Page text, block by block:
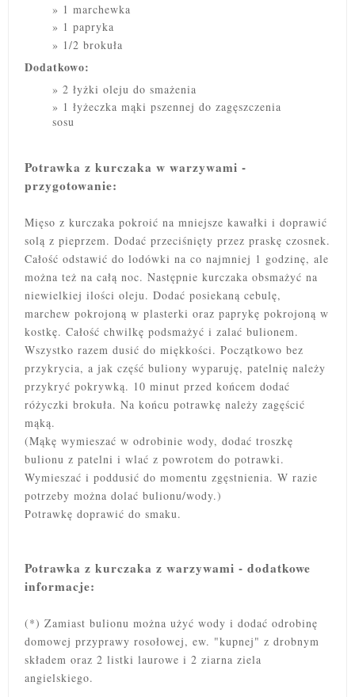
1 marchewka
1 papryka
1/2 brokuła
Dodatkowo:
2 łyżki oleju do smażenia
1 łyżeczka mąki pszennej do zagęszczenia
sosu
Potrawka z kurczaka w warzywami -
przygotowanie:
Mięso z kurczaka pokroić na mniejsze kawałki i doprawić
solą z pieprzem. Dodać przeciśnięty przez praskę czosnek.
Całość odstawić do lodówki na co najmniej 1 godzinę, ale
można też na całą noc. Następnie kurczaka obsmażyć na
niewielkiej ilości oleju. Dodać posiekaną cebulę,
marchew pokrojoną w plasterki oraz paprykę pokrojoną w
kostkę. Całość chwilkę podsmażyć i zalać bulionem.
Wszystko razem dusić do miękkości. Początkowo bez
przykrycia, a jak część buliony wyparuję, patelnię należy
przykryć pokrywką. 10 minut przed końcem dodać
różyczki brokuła. Na końcu potrawkę należy zagęścić
mąką.
(Mąkę wymieszać w odrobinie wody, dodać troszkę
bulionu z patelni i wlać z powrotem do potrawki.
Wymieszać i poddusić do momentu zgęstnienia. W razie
potrzeby można dolać bulionu/wody.)
Potrawkę doprawić do smaku.
Potrawka z kurczaka z warzywami - dodatkowe
informacje:
(*) Zamiast bulionu można użyć wody i dodać odrobinę
domowej przyprawy rosołowej, ew. "kupnej" z drobnym
składem oraz 2 listki laurowe i 2 ziarna ziela
angielskiego.